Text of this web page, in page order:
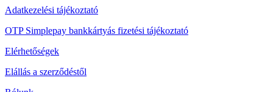
Adatkezelési tájékoztató
OTP Simplepay bankkártyás fizetési tájékoztató
Elérhetőségek
Elállás a szerződéstől